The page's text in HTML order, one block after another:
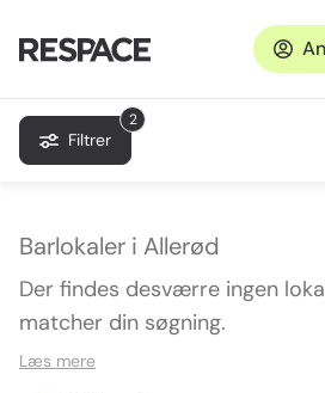
2
Filtrer
Barlokaler i Allerød
Der findes desværre ingen
matcher din søgning.
Læs mere